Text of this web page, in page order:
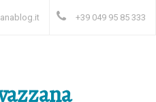
+39 049 95 85 333